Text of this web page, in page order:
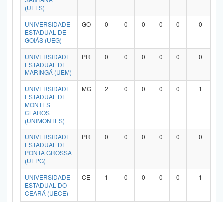
(UEFS)
UNIVERSIDADE
ESTADUAL DE
GOIÁS (UEG)
GO 0 0 0 0 0 0
UNIVERSIDADE
ESTADUAL DE
MARINGÁ (UEM)
PR 0 0 0 0 0 0
UNIVERSIDADE
ESTADUAL DE
MONTES
CLAROS
(UNIMONTES)
MG 2 0 0 0 0 1
UNIVERSIDADE
ESTADUAL DE
PONTA GROSSA
(UEPG)
PR 0 0 0 0 0 0
UNIVERSIDADE
ESTADUAL DO
CEARÁ (UECE)
CE 1 0 0 0 0 1